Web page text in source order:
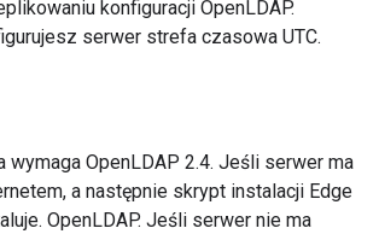
konfiguracji OpenLDAP.
serwer strefa czasowa UTC.
wymaga OpenLDAP 2.4. Jeśli serwer ma
a następnie skrypt instalacji Edge
OpenLDAP. Jeśli serwer nie ma